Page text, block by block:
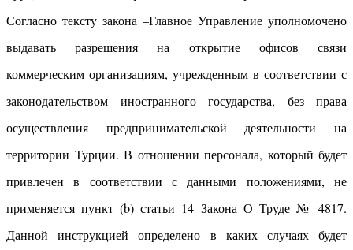
Согласно тексту закона –Главное Управление уполномочено
выдавать разрешения на открытие офисов связи
коммерческим организациям, учрежденным в соответствии с
законодательством иностранного государства, без права
осуществления предпринимательской деятельности на
территории Турции. В отношении персонала, который будет
привлечен в соответствии с данными положениями, не
применяется пункт (b) статьи 14 Закона О Труде № 4817.
Данной инструкцией определено в каких случаях будет